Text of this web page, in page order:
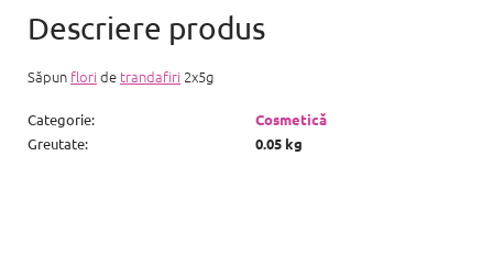
Săpun flori de trandafiri 2x5g
Categorie:
Cosmetică
Greutate: 0.05 kg